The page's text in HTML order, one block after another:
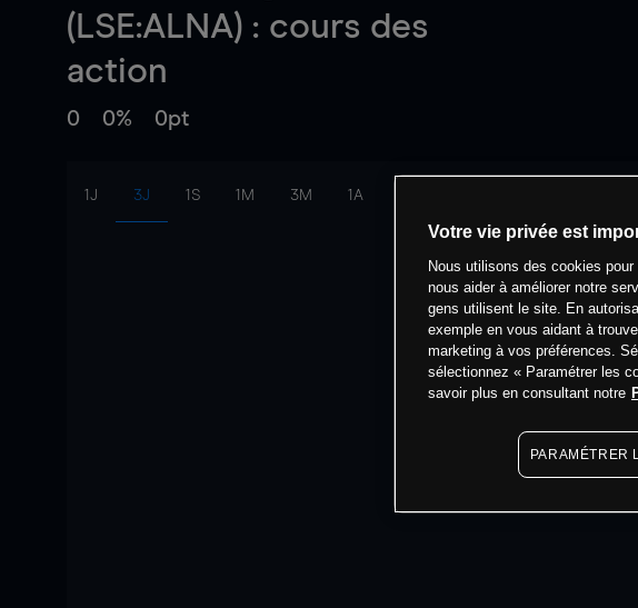
(LSE:ALNA) : cours des
action
0 0% 0pt
1J 3J 1S 1M 3M 1A
Votre vie privée est
Nous utilisons des cookies
nous aider à améliorer notre
gens utilisent le site. En
exemple en vous aidant à
marketing à vos préférences.
sélectionnez « Paramétrer les
savoir plus en consultant notre
PARAMÉTRER